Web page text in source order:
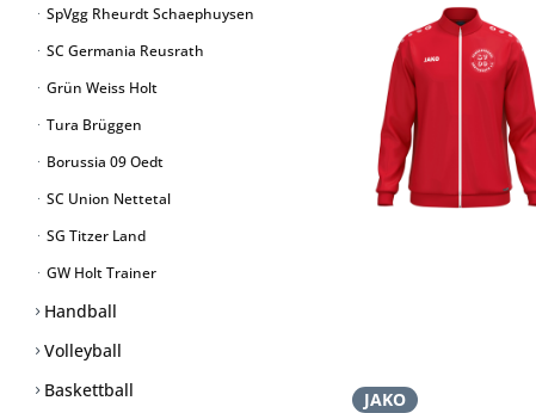
SpVgg Rheurdt Schaephuysen
SC Germania Reusrath
Grün Weiss Holt
Tura Brüggen
Borussia 09 Oedt
SC Union Nettetal
SG Titzer Land
GW Holt Trainer
Handball
Volleyball
Baskettball
JAKO